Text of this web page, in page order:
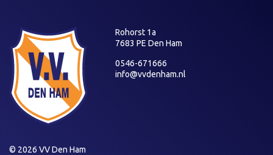
Rohorst 1a
7683 PE Den Ham
0546-671666
info@vvdenham.nl
© 2026 VV Den Ham